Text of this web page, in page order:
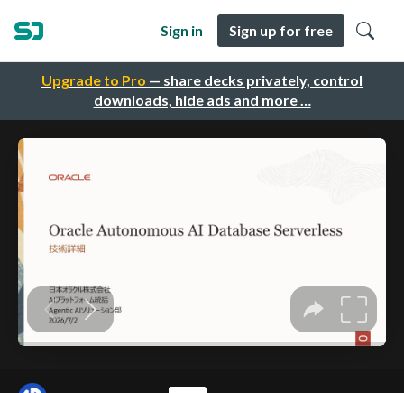
Upgrade to Pro — share decks privately, control
downloads, hide ads and more …
Sign in Sign up for free